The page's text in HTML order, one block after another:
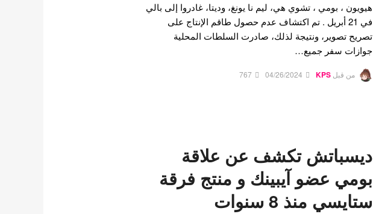
هيويون ، بومي ، تشوي هي، ليم نا يونغ، وديتا، غادروا إلى بالي
في 21 أبريل . تم اكتشاف عدم حصول طاقم الإنتاج على
تصريح تصوير، ونتيجة لذلك، صادرت السلطات المحلية
جوازات سفر جميع…
من قبل KPS
04/26/2024
767
ديسباتش تكشف عن علاقة
بومي عضو آيبينك و منتج فرقة
ستايسي منذ 8 سنوات